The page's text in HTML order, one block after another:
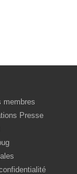
membres
Presse